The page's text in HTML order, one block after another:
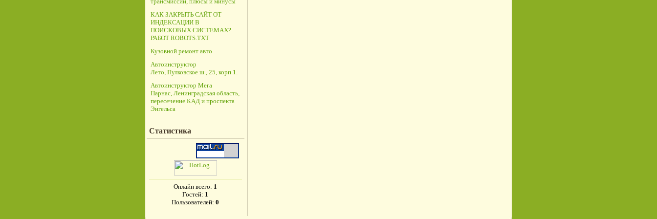
КАК ЗАКРЫТЬ САЙТ ОТ
ИНДЕКСАЦИИ В
ПОИСКОВЫХ СИСТЕМАХ?
РАБОТ ROBOTS.TXT
Кузовной ремонт авто
Автоинструктор
Лето, Пулковское ш., 25, корп.1.
Автоинструктор Мега
Парнас, Ленинградская область,
пересечение КАД и проспекта
Энгельса
Статистика
Онлайн всего: 1
Гостей: 1
Пользователей: 0